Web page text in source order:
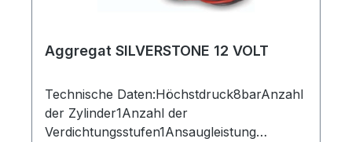
Aggregat SILVERSTONE 12 VOLT
Technische Daten:Höchstdruck8barAnzahl
der Zylinder1Anzahl der
Verdichtungsstufen1Ansaugleistung